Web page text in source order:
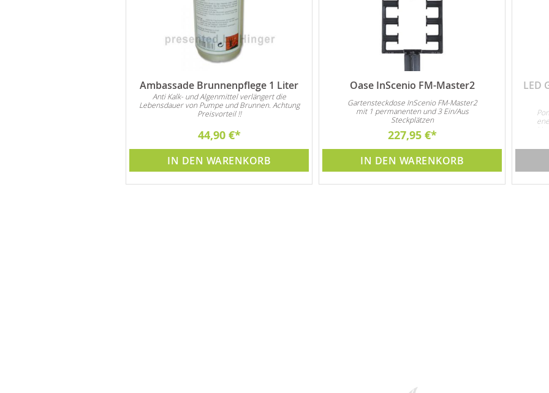
Ambassade Brunnenpflege 1 Liter
Anti Kalk- und Algenmittel verlängert die
Lebensdauer von Pumpe und Brunnen. Achtung
Preisvorteil !!
44,90 €
IN DEN WARENKORB
Oase InScenio FM-Master2
Gartensteckdose InScenio FM-Master2
mit 1 permanenten und 3 Ein/Aus
Steckplätzen
227,95 €
IN DEN WARENKORB
LED